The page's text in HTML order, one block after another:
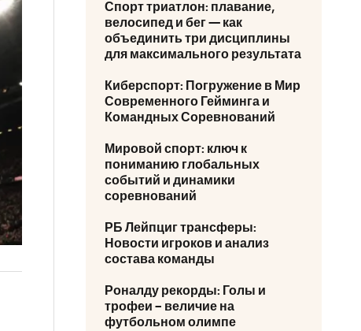
Спорт триатлон: плавание,
велосипед и бег — как
объединить три дисциплины
для максимального результата
Киберспорт: Погружение в Мир
Современного Гейминга и
Командных Соревнований
Мировой спорт: ключ к
пониманию глобальных
событий и динамики
соревнований
РБ Лейпциг трансферы:
Новости игроков и анализ
состава команды
Роналду рекорды: Голы и
трофеи – величие на
футбольном олимпе